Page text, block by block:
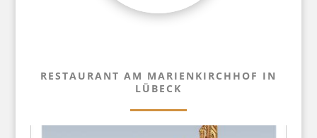
RESTAURANT AM MARIENKIRCHHOF IN
LÜBECK